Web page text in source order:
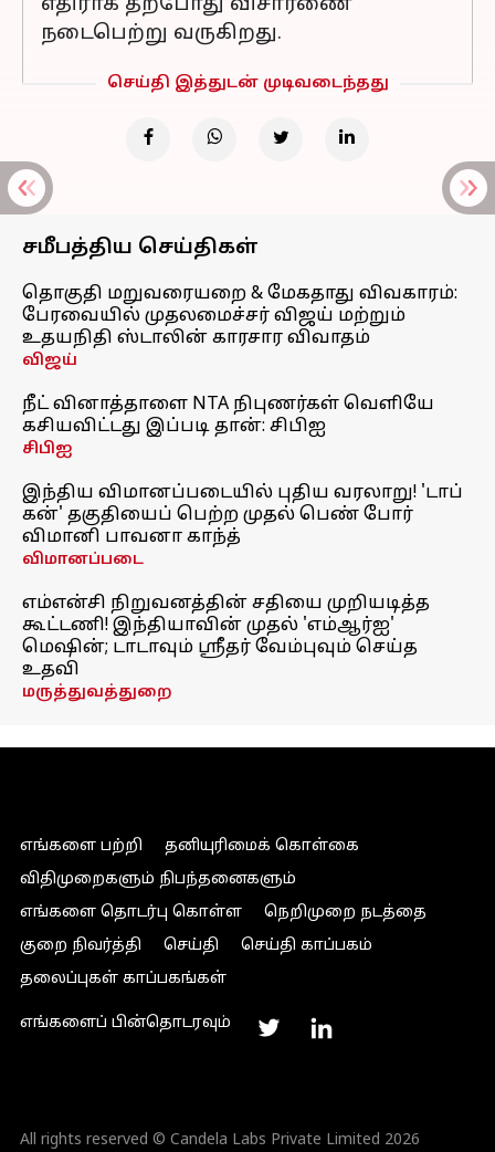
நடைபெற்று வருகிறது.
செய்தி இத்துடன் முடிவடைந்தது
சமீபத்திய செய்திகள்
தொகுதி மறுவரையறை & மேகதாது விவகாரம்:
பேரவையில் முதலமைச்சர் விஜய் மற்றும்
உதயநிதி ஸ்டாலின் காரசார விவாதம்
விஜய்
நீட் வினாத்தாளை NTA நிபுணர்கள் வெளியே
கசியவிட்டது இப்படி தான்: சிபிஐ
சிபிஐ
இந்திய விமானப்படையில் புதிய வரலாறு! 'டாப்
கன்' தகுதியைப் பெற்ற முதல் பெண் போர்
விமானி பாவனா காந்த்
விமானப்படை
எம்என்சி நிறுவனத்தின் சதியை முறியடித்த
கூட்டணி! இந்தியாவின் முதல் 'எம்ஆர்ஐ'
மெஷின்; டாடாவும் ஸ்ரீதர் வேம்புவும் செய்த
உதவி
மருத்துவத்துறை
எங்களை பற்றி
தனியுரிமைக் கொள்கை
விதிமுறைகளும் நிபந்தனைகளும்
எங்களை தொடர்பு கொள்ள
நெறிமுறை நடத்தை
குறை நிவர்த்தி
செய்தி
செய்தி காப்பகம்
தலைப்புகள் காப்பகங்கள்
எங்களைப் பின்தொடரவும்
All rights reserved © Candela Labs Private Limited 2026